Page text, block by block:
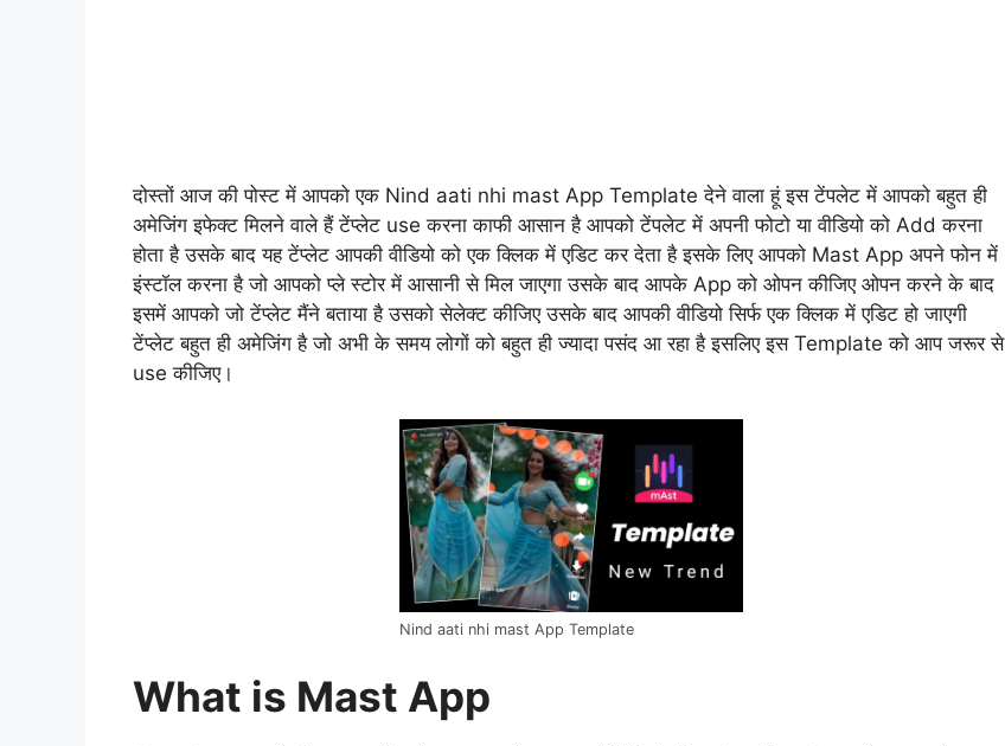
दोस्तों आज की पोस्ट में आपको एक Nind aati nhi mast App Template देने वाला हूं इस टेंपलेट में आपको बहुत ही
अमेजिंग इफेक्ट मिलने वाले हैं टेंप्लेट use करना काफी आसान है आपको टेंपलेट में अपनी फोटो या वीडियो को Add करना
होता है उसके बाद यह टेंप्लेट आपकी वीडियो को एक क्लिक में एडिट कर देता है इसके लिए आपको Mast App अपने फोन में
इंस्टॉल करना है जो आपको प्ले स्टोर में आसानी से मिल जाएगा उसके बाद आपके App को ओपन कीजिए ओपन करने के बाद
इसमें आपको जो टेंप्लेट मैंने बताया है उसको सेलेक्ट कीजिए उसके बाद आपकी वीडियो सिर्फ एक क्लिक में एडिट हो जाएगी
टेंप्लेट बहुत ही अमेजिंग है जो अभी के समय लोगों को बहुत ही ज्यादा पसंद आ रहा है इसलिए इस Template को आप जरूर से
use कीजिए।
Nind aati nhi mast App Template
What is Mast App